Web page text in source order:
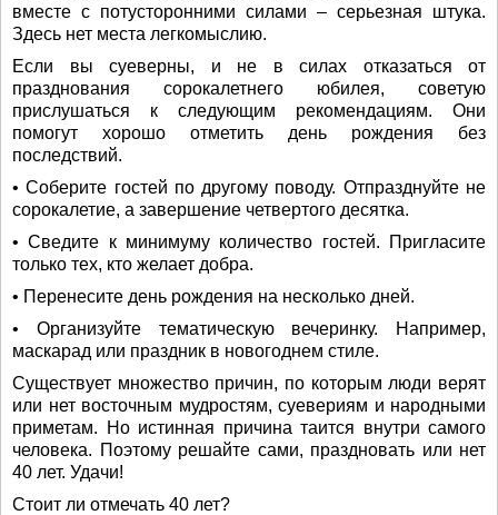
вместе с потусторонними силами – серьезная штука.
Здесь нет места легкомыслию.
Если вы суеверны, и не в силах отказаться от
празднования сорокалетнего юбилея, советую
прислушаться к следующим рекомендациям. Они
помогут хорошо отметить день рождения без
последствий.
• Соберите гостей по другому поводу. Отпразднуйте не
сорокалетие, а завершение четвертого десятка.
• Сведите к минимуму количество гостей. Пригласите
только тех, кто желает добра.
• Перенесите день рождения на несколько дней.
• Организуйте тематическую вечеринку. Например,
маскарад или праздник в новогоднем стиле.
Существует множество причин, по которым люди верят
или нет восточным мудростям, суевериям и народными
приметам. Но истинная причина таится внутри самого
человека. Поэтому решайте сами, праздновать или нет
40 лет. Удачи!
Стоит ли отмечать 40 лет?